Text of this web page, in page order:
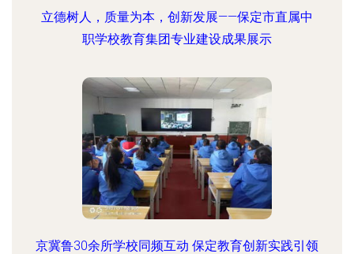
立德树人，质量为本，创新发展——保定市直属中
职学校教育集团专业建设成果展示
京冀鲁30余所学校同频互动 保定教育创新实践引领